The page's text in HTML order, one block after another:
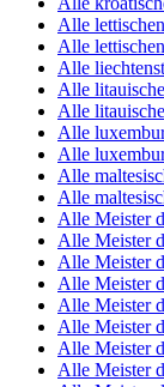
Alle
Alle
Alle
Alle
Alle
Alle
Alle
Alle
Alle
Alle Meister
Alle Meister
Alle Meister
Alle Meister
Alle Meister
Alle Meister
Alle Meister
Alle Meister